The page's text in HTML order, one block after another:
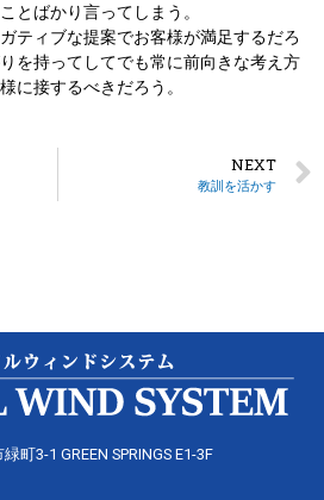
とばかり言ってしまう。
ティブな提案でお客様が満足するだろ
を持ってしてでも常に前向きな考え方
に接するべきだろう。
NEXT
教訓を活かす
町3-1 GREEN SPRINGS E1-3F